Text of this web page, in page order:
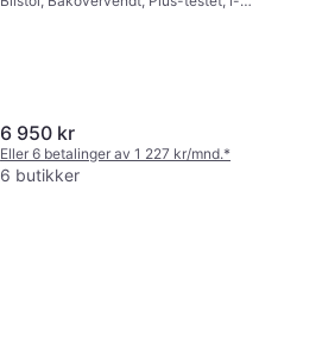
6 950 kr
Eller 6 betalinger av 1 227 kr/mnd.*
6 butikker